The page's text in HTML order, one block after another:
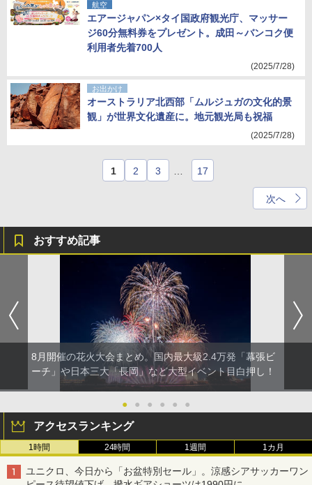
航空
エアージャパン×タイ国政府観光庁、マッサー
ジ60分無料券をプレゼント。成田～バンコク便
利用者先着700人
(2025/7/28)
お出かけ
オーストラリア北西部「ムルジュガの文化的景
観」が世界文化遺産に。地元観光局も祝福
(2025/7/28)
1 2 3 17
次へ
おすすめ記事
8月開催の花火大会まとめ。国内最大級2.4万発「幕張ビ
ーチ」や日本三大「長岡」など大型イベント目白押し！
● ● ● ● ● ●
アクセスランキング
1時間 24時間 1週間 1カ月
ユニクロ、今日から「お盆特別セール」。涼感シアサッカーワン